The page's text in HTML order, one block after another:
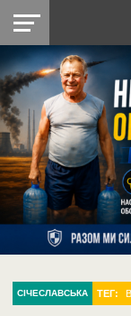
НІКОПОЛЬ
РАЙОН
СІЧЕСЛАВСЬКА
УКРАЇНА
РЕТРО
НІКОПОЛЬ
ЛАЙТ
УКРАЇНА
ДОПОМОГА
РАДІО
СІЧЕСЛАВСЬКА ТЕГ: